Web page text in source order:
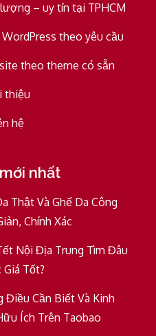
– uy tín tại TPHCM
theo yêu cầu
theo theme có sẵn
thiệu
hệ
nhất
Thật Và Ghế Da Công
Chính Xác
Nội Địa Trung Tìm Đâu
Giá Tốt?
Điều Cần Biết Và Kinh
Ích Trên Taobao